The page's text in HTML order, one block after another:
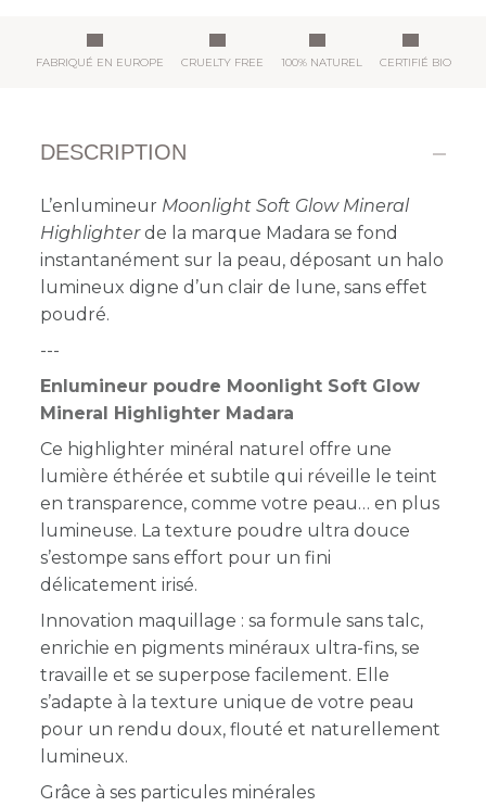
FABRIQUÉ EN EUROPE CRUELTY FREE 100% NATUREL CERTIFIÉ BIO
DESCRIPTION
L’enlumineur Moonlight Soft Glow Mineral
Highlighterde la marque Madara se fond
instantanément sur la peau, déposant un halo
lumineux digne d’un clair de lune, sans effet
poudré.
---
Enlumineur poudre Moonlight Soft Glow
Mineral Highlighter Madara
Ce highlighter minéral naturel offre une
lumière éthérée et subtile qui réveille le teint
en transparence, comme votre peau… en plus
lumineuse. La texture poudre ultra douce
s’estompe sans effort pour un fini
délicatement irisé.
Innovation maquillage : sa formule sans talc,
enrichie en pigments minéraux ultra-fins, se
travaille et se superpose facilement. Elle
s’adapte à la texture unique de votre peau
pour un rendu doux, flouté et naturellement
lumineux.
Grâce à ses particules minérales